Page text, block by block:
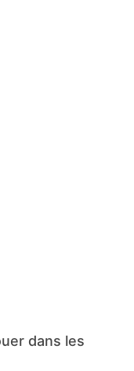
dans les